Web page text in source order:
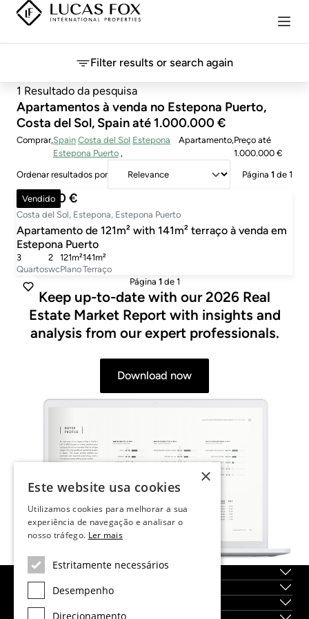
Filter results or search again
1 Resultado da pesquisa
Apartamentos à venda no Estepona Puerto,
Costa del Sol, Spain até 1.000.000 €
Comprar Spain Costa del Sol Estepona
Estepona Puerto
Apartamento Preçoaté
1.000.000 €
Ordenar resultados por Página 1 de 1
Vendido
759.000 €
Costa del Sol, Estepona, Estepona Puerto
Apartamento de 121m² with 141m² terraço à venda em
Estepona Puerto
Quartos
3
wc
2
Plano
121m²
Terraço
141m²
Página 1 de 1
Keep up-to-date with our 2026 Real
Estate Market Report with insights and
analysis from our expert professionals.
Download now
Sobre nós
Serviços
Localidades
×
Este website usa cookies
Utilizamos cookies para melhorar a sua
experiência de navegação e analisar o
nosso tráfego. Ler mais
Estritamente necessários
Desempenho
Direcionamento